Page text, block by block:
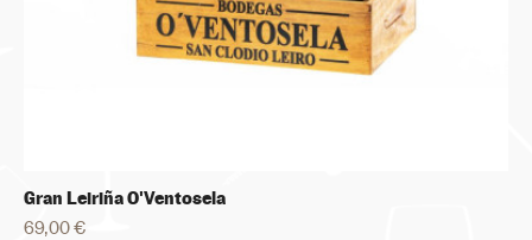
Gran Leiriña O'Ventosela
69,00 €